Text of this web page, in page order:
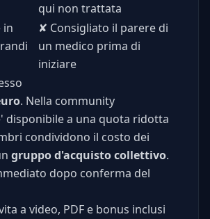
qui non trattata
in
✘ Consigliato il parere di
un medico prima di
iniziare
. Nella community
disponibile a una quota ridotta
condividono il costo dei
gruppo d'acquisto collettivo.
dopo conferma del
a video, PDF e bonus inclusi